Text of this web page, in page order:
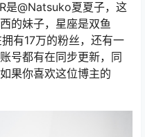
是@Natsuko夏夏子，这
的妹子，星座是双鱼
有17万的粉丝，还有一
号都有在同步更新，同
果你喜欢这位博主的